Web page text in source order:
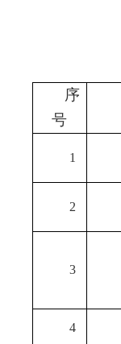
序
号
1
2
3
4